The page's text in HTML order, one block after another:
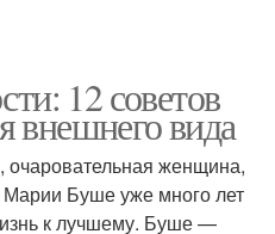
12 советов
внешнего вида
очаровательная женщина,
Буше уже много лет
к лучшему. Буше —